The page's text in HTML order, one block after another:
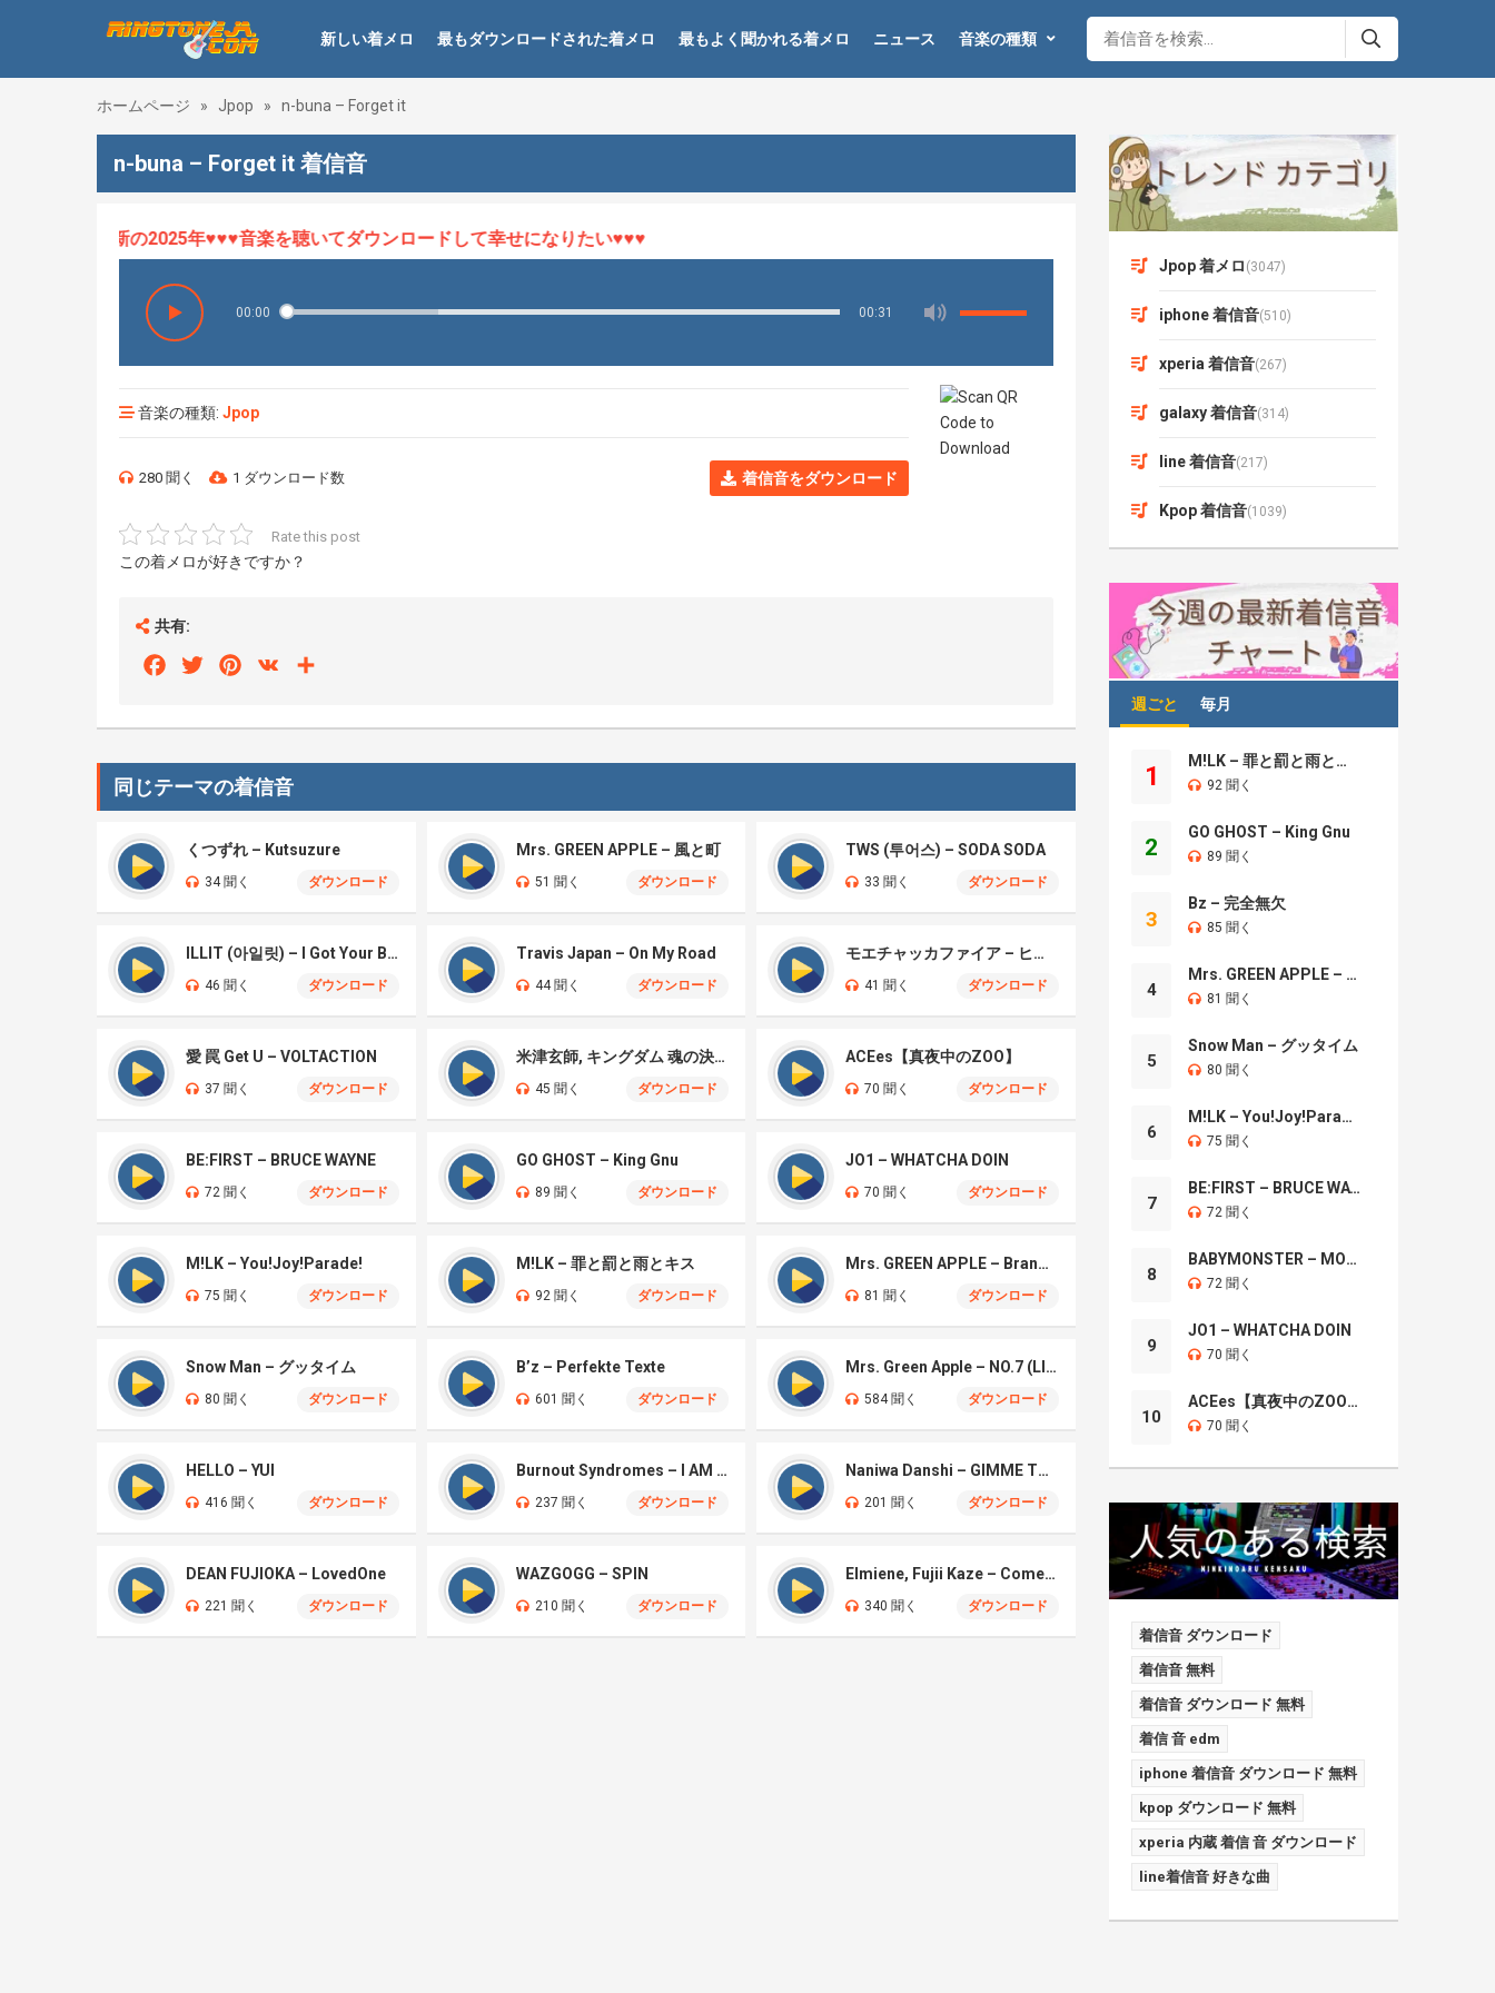
新しい着メロ 最もダウンロードされた着メロ 最もよく聞かれる着メロ ニュース 音楽の種類
ホームページ » Jpop » n-buna – Forget it
n-buna – Forget it 着信音
、最新の2025年♥♥♥音楽を聴いてダウンロードして幸せになりたい♥♥♥
00:00 00:31
音楽の種類: Jpop
280 聞く 1 ダウンロード数 着信音をダウンロード
Rate this post
この着メロが好きですか？
共有:
FacebookTwitterPinterest
VK
同じテーマの着信音
くつずれ – Kutsuzure
34 聞く ダウンロード
Mrs. GREEN APPLE – 風と町
51 聞く ダウンロード
TWS (투어스) – SODA SODA
33 聞く ダウンロード
ILLIT (아일릿) – I Got Your Back
46 聞く ダウンロード
Travis Japan – On My Road
44 聞く ダウンロード
モエチャッカファイア – ヒューゴ、狛野真斗、ライト、セヴェリアン (Cover )
41 聞く ダウンロード
愛 罠 Get U – VOLTACTION
37 聞く ダウンロード
米津玄師, キングダム 魂の決戦 – 公開記念PV
45 聞く ダウンロード
ACEes【真夜中のZOO】
70 聞く ダウンロード
BE:FIRST – BRUCE WAYNE
72 聞く ダウンロード
GO GHOST – King Gnu
89 聞く ダウンロード
JO1 – WHATCHA DOIN
70 聞く ダウンロード
M!LK – You!Joy!Parade!
75 聞く ダウンロード
M!LK – 罪と罰と雨とキス
92 聞く ダウンロード
Mrs. GREEN APPLE – Brand New
81 聞く ダウンロード
Snow Man – グッタイム
80 聞く ダウンロード
B’z – Perfekte Texte
601 聞く ダウンロード
Mrs. Green Apple – NO.7 (LIVE)
584 聞く ダウンロード
HELLO – YUI
416 聞く ダウンロード
Burnout Syndromes – I AM A HERO
237 聞く ダウンロード
Naniwa Danshi – GIMME THE DAY
201 聞く ダウンロード
DEAN FUJIOKA – LovedOne
221 聞く ダウンロード
WAZGOGG – SPIN
210 聞く ダウンロード
Elmiene, Fujii Kaze – Comets Gold
340 聞く ダウンロード
Jpop 着メロ (3047)
iphone 着信音(510)
xperia 着信音(267)
galaxy 着信音(314)
line 着信音(217)
Kpop 着信音(1039)
週ごと 毎月
1
M!LK – 罪と罰と雨とキス
92 聞く
2
GO GHOST – King Gnu
89 聞く
3
Bz – 完全無欠
85 聞く
4
Mrs. GREEN APPLE – Brand New
81 聞く
5
Snow Man – グッタイム
80 聞く
6
M!LK – You!Joy!Parade!
75 聞く
7
BE:FIRST – BRUCE WAYNE
72 聞く
8
BABYMONSTER – MOON
72 聞く
9
JO1 – WHATCHA DOIN
70 聞く
10
ACEes【真夜中のZOO】
70 聞く
着信音 ダウンロード
着信音 無料
着信音 ダウンロード 無料
着信 音 edm
iphone 着信音 ダウンロード 無料
kpop ダウンロード 無料
xperia 内蔵 着信 音 ダウンロード
line着信音 好きな曲